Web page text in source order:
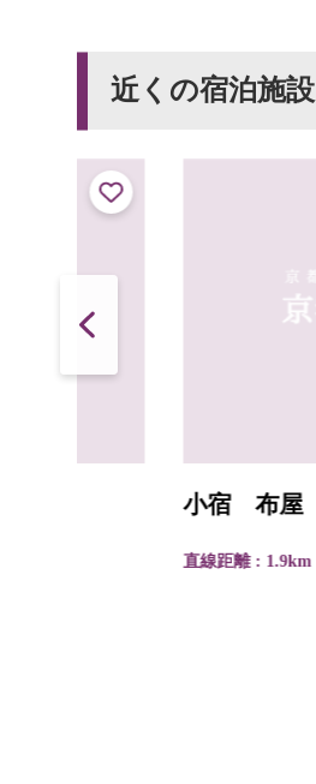
近くの宿泊施設
小宿 布屋
直線距離 : 1.9km